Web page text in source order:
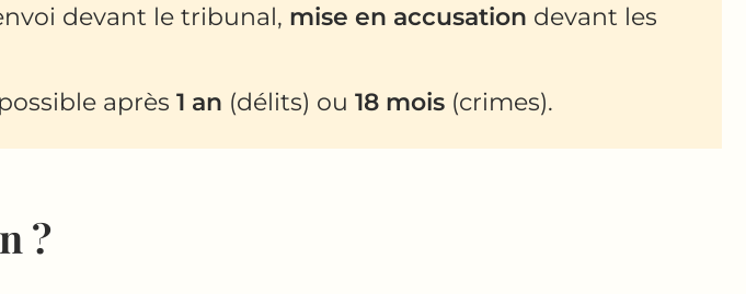
devant le tribunal, mise en accusation devant les
après 1 an (délits) ou 18 mois (crimes).
?